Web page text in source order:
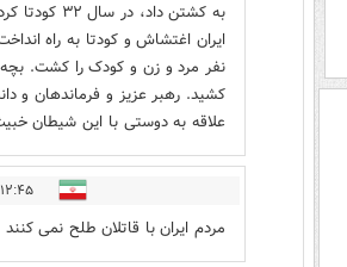
به کشتن
ایران اغتشاش و کودتا به راه
نفر مرد و زن و کودک را کشت.
کشید. رهبر عزیز و فرماندهان و
علاقه به دوستی با این شیطان
۱۲:۴۵ - ۱۴۰۵/۰۳/۲۹
مردم ایران با قاتلان طلح نمی کنند